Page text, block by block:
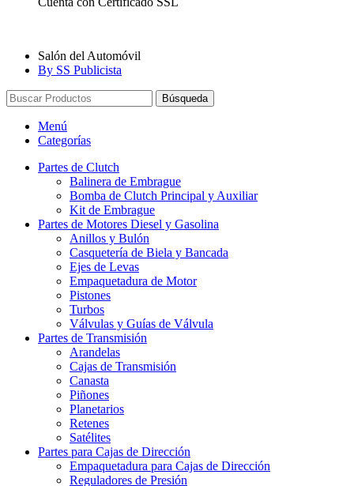
Salón del Automóvil
By SS Publicista
Búsqueda
Menú
Categorías
Partes de Clutch
Balinera de Embrague
Bomba de Clutch Principal y Auxiliar
Kit de Embrague
Partes de Motores Diesel y Gasolina
Anillos y Bulón
Casquetería de Biela y Bancada
Ejes de Levas
Empaquetadura de Motor
Pistones
Turbos
Válvulas y Guías de Válvula
Partes de Transmisión
Arandelas
Cajas de Transmisión
Canasta
Piñones
Planetarios
Retenes
Satélites
Partes para Cajas de Dirección
Empaquetadura para Cajas de Dirección
Reguladores de Presión